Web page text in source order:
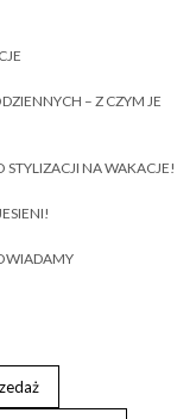
– Z CZYM JE
STYLIZACJI NA WAKACJE!